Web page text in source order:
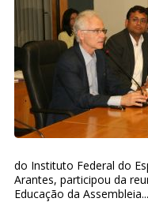
do Instituto Federal do
Arantes, participou da
Educação da Assembleia...